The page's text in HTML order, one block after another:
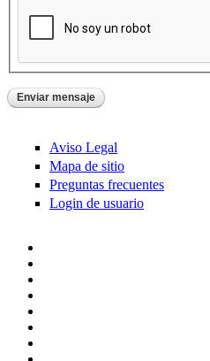
Aviso Legal
Mapa de sitio
Preguntas frecuentes
Login de usuario